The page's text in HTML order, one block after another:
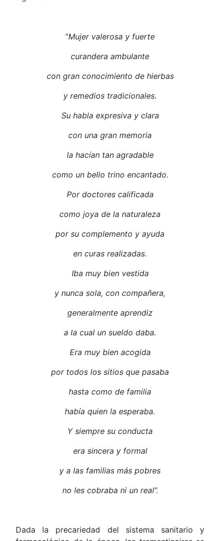
“Mujer valerosa y fuerte
curandera ambulante
con gran conocimiento de hierbas
y remedios tradicionales.
Su habla expresiva y clara
con una gran memoria
la hacían tan agradable
como un bello trino encantado.
Por doctores calificada
como joya de la naturaleza
por su complemento y ayuda
en curas realizadas.
Iba muy bien vestida
y nunca sola, con compañera,
generalmente aprendiz
a la cual un sueldo daba.
Era muy bien acogida
por todos los sitios que pasaba
hasta como de familia
había quien la esperaba.
Y siempre su conducta
era sincera y formal
y a las familias más pobres
no les cobraba ni un real”.
Dada la precariedad del sistema sanitario y